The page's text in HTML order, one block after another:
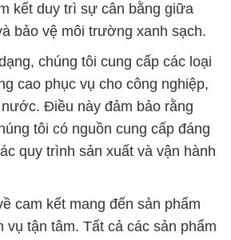
kết duy trì sự cân bằng giữa
bảo vệ môi trường xanh sạch.
chúng tôi cung cấp các loại
cao phục vụ cho công nghiệp,
Điều này đảm bảo rằng
tôi có nguồn cung cấp đáng
quy trình sản xuất và vận hành
cam kết mang đến sản phẩm
vụ tận tâm. Tất cả các sản phẩm